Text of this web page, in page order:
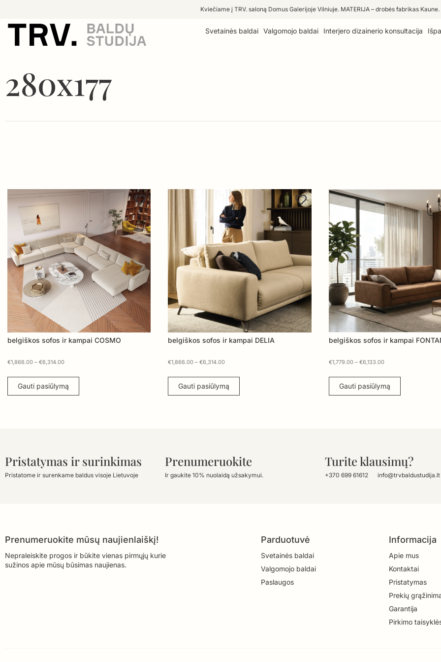
Kviečiame į TRV. saloną Domus Galerijoje Vilniuje. MATERIJA – drobės fabrikas Kaune.
Svetainės baldai Valgomojo baldai Interjero dizainerio konsultacija
280x177
belgiškos sofos ir kampai COSMO
€1,866.00 – €6,314.00
Gauti pasiūlymą
belgiškos sofos ir kampai DELIA
€1,866.00 – €6,314.00
Gauti pasiūlymą
belgiškos sofos ir kampai
€1,779.00 – €6,133.00
Gauti pasiūlymą
Pristatymas ir surinkimas
Pristatome ir surenkame baldus visoje Lietuvoje
Prenumeruokite
Ir gaukite 10% nuolaidą užsakymui.
Turite klausimų?
+370 699 61612 info@trvbaldustudija.lt
Prenumeruokite mūsų naujienlaiškį!
Nepraleiskite progos ir būkite vienas pirmųjų kurie
sužinos apie mūsų būsimas naujienas.
Parduotuvė
Svetainės baldai
Valgomojo baldai
Paslaugos
Informacija
Apie mus
Kontaktai
Pristatymas
Prekių
Garantija
Pirkimo